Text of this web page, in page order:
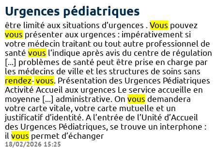
Urgences pédiatriques
être limité aux situations d’urgences . Vous pouvez
vous présenter aux urgences : impérativement si
votre médecin traitant ou tout autre professionnel de
santé vous l’indique après avis du centre de régulation
[...] problèmes de santé peut être prise en charge par
les médecins de ville et les structures de soins sans
rendez- vous. Présentation des Urgences Pédiatriques
Activité Accueil aux urgences Le service accueille en
moyenne [...] administrative. On vous demandera
votre carte vitale, votre carte mutuelle et un
justificatif d’identité. A l’entrée de l’Unité d’Accueil
des Urgences Pédiatriques, se trouve un interphone :
il vous permet d’échanger
18/02/2026 15:25